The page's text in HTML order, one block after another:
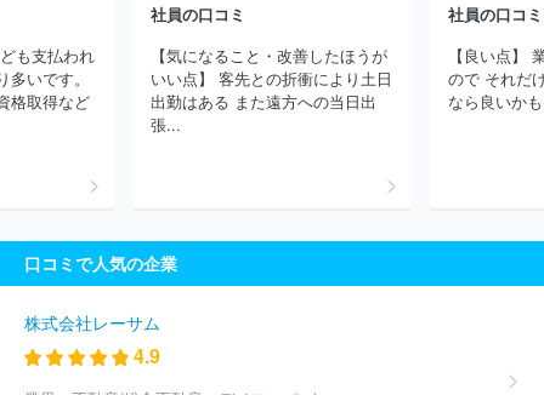
NTTドコモビジネス株式会社
株式会社ス
ークス
ＳＢペイメントサービス株式会社
キャンシステム株式会
社
株式会社アイ・ピー・エス
アルテリア・ネットワークス株式
会社
株式会社アット東京 日本通信株式会社
ベライゾンジャパ
ケーションズ
株式会社ファミリーネット・ジャパン
進インターナショナルジャパン
Ｃｏｌｔテクノロジーサービス株式
会社
株式会社モトシマ
株式会社ＲＥＶＯＬＥＡ
株式会社放送衛星システム
イノベーションワークス
株式会社シス
も支払われ
いです。
格取得など
社員の口コミ
【気になること・改善したほうが
いい点】 客先との折衝により土日
出勤はある また遠方への当日出
張...
社員の口コミ
【良い点】
ので それだ
なら良いか
口コミで人気の企業
株式会社レーサム
4.9